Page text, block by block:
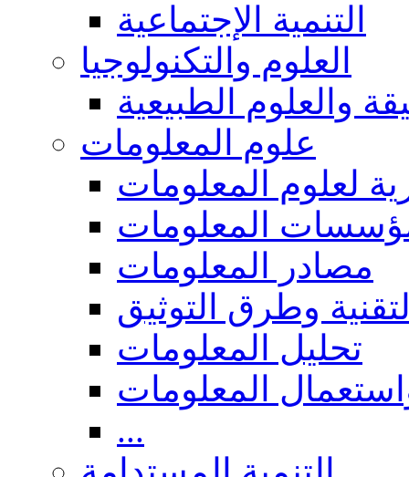
التنمية الإجتماعية
العلوم والتكنولوجيا
والعلوم الطبيعية
علوم المعلومات
لعلوم المعلومات
المعلومات
مصادر المعلومات
وطرق التوثيق
تحليل المعلومات
المعلومات
...